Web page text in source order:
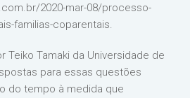
2020-mar-08/processo-
familias-coparentais.
Teiko Tamaki da Universidade de
para essas questões
do tempo à medida que